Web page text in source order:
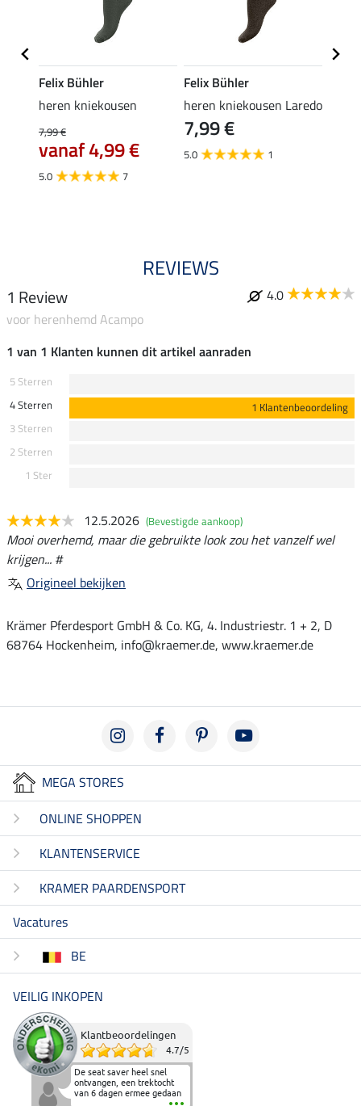
Felix Bühler
heren kniekousen
7,99 €
vanaf 4,99 €
5.0 7
Felix Bühler
heren kniekousen Laredo
7,99 €
5.0 1
REVIEWS
1 Review
4.0
voor herenhemd Acampo
1 van 1 Klanten kunnen dit artikel aanraden
5 Sterren
4 Sterren
1 Klantenbeoordeling
3 Sterren
2 Sterren
1 Ster
12.5.2026 (Bevestigde aankoop)
Mooi overhemd, maar die gebruikte look zou het vanzelf wel
krijgen... #
Origineel bekijken
Krämer Pferdesport GmbH & Co. KG, 4. Industriestr. 1 + 2, D
68764 Hockenheim, info@kraemer.de, www.kraemer.de
MEGA STORES
ONLINE SHOPPEN
KLANTENSERVICE
KRAMER PAARDENSPORT
Vacatures
BE
VEILIG INKOPEN
Klantbeoordelingen
4.7/5
De seat saver heel snel
ontvangen, een trektocht
van 6 dagen ermee gedaan
en deze heeft de beproeving